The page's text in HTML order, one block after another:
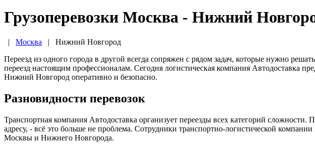
Грузоперевозки Москва - Нижний
| Москва | Нижний Новгород
Переезд из одного города в другой всегда сопряжен с рядом задач, которые нужно
переезд настоящим профессионалам. Сегодня логистическая компания Автодоставка
Нижний Новгород оперативно и безопасно.
Разновидности перевозок
Транспортная компания Автодоставка организует переезды всех категорий
адресу, - всё это больше не проблема. Сотрудники транспортно-логистической
Москвы и Нижнего Новгорода.